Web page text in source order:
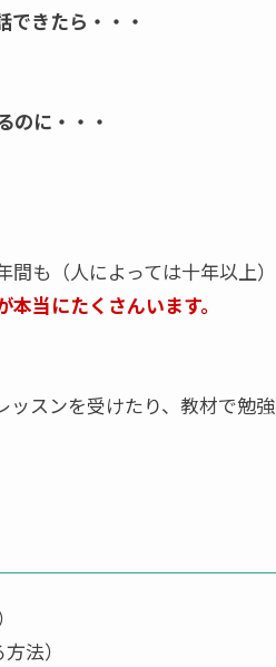
きたら・・・
のに・・・
も（人によっては十年以上）
当にたくさんいます。
スンを受けたり、教材で勉
法）